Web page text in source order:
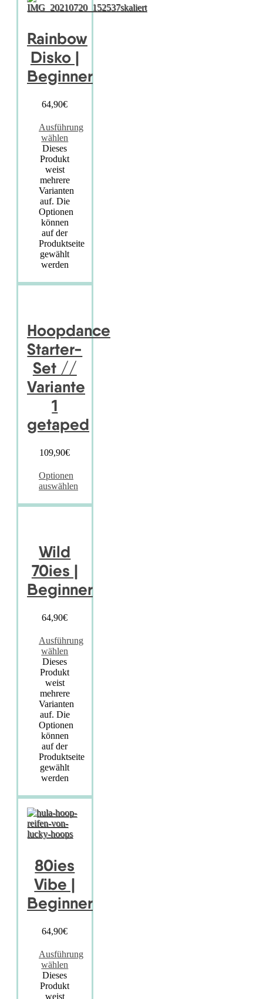
Rainbow
Disko |
Beginner
64,90€
Ausführung
wählen
Dieses
Produkt
weist
mehrere
Varianten
auf. Die
Optionen
können
auf der
Produktseite
gewählt
werden
Hoopdance
Starter-
Set //
Variante
1
getaped
109,90€
Optionen
auswählen
Wild
70ies |
Beginner
64,90€
Ausführung
wählen
Dieses
Produkt
weist
mehrere
Varianten
auf. Die
Optionen
können
auf der
Produktseite
gewählt
werden
80ies
Vibe |
Beginner
64,90€
Ausführung
wählen
Dieses
Produkt
weist